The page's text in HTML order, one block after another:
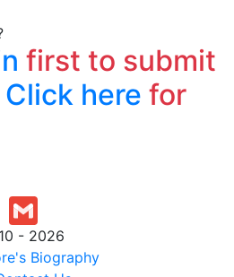
first to submit
Click here for
- 2026
Biography